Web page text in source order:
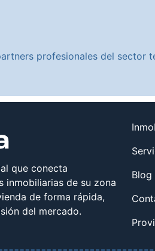
profesionales del sector
que conecta
inmobiliarias de su zona
de forma rápida,
del mercado.
Blog